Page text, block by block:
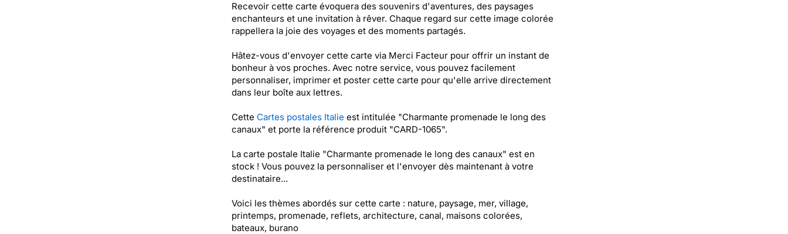
Recevoir cette carte évoquera des souvenirs d'aventures, des paysages
enchanteurs et une invitation à rêver. Chaque regard sur cette image colorée
rappellera la joie des voyages et des moments partagés.
Hâtez-vous d'envoyer cette carte via Merci Facteur pour offrir un instant de
bonheur à vos proches. Avec notre service, vous pouvez facilement
personnaliser, imprimer et poster cette carte pour qu'elle arrive directement
dans leur boîte aux lettres.
Cette Cartes postales Italie est intitulée "Charmante promenade le long des
canaux" et porte la référence produit "CARD-1065".
La carte postale Italie "Charmante promenade le long des canaux" est en
stock ! Vous pouvez la personnaliser et l'envoyer dès maintenant à votre
destinataire...
Voici les thèmes abordés sur cette carte : nature, paysage, mer, village,
printemps, promenade, reflets, architecture, canal, maisons colorées,
bateaux, burano